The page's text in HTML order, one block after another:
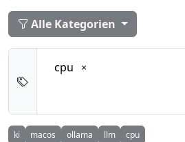
Alle Kategorien
cpu
ki macos ollama llm cpu